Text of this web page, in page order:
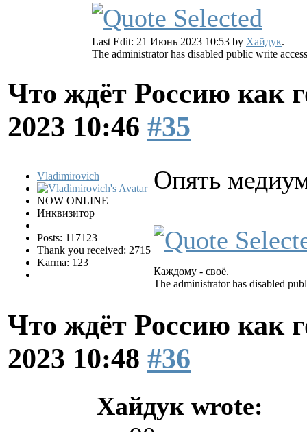
Last Edit: 21 Июнь 2023 10:53 by Хайдук.
The administrator has disabled public write
Что ждёт Россию как
2023 10:46 #35
Vladimirovich
NOW ONLINE
Инквизитор
Posts: 117123
Thank you received: 2715
Karma: 123
Опять
Каждому - своё.
The administrator has disabled
Что ждёт Россию как
2023 10:48 #36
Хайдук wrote: